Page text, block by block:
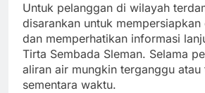
Untuk pelanggan di wilayah
disarankan untuk
dan memperhatikan informasi
Tirta Sembada Sleman. Selama
aliran air mungkin terganggu atau
sementara waktu.